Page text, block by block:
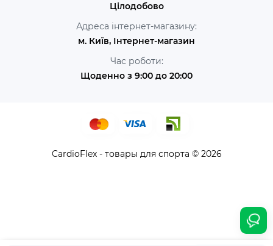
Цілодобово
Адреса інтернет-магазину:
м. Київ, Інтернет-магазин
Час роботи:
Щоденно з 9:00 до 20:00
CardioFlex - товары для спорта © 2026